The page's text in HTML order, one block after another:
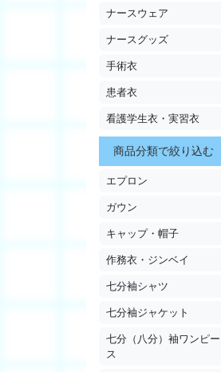
ナースウェア
ナースグッズ
手術衣
患者衣
看護学生衣・実習衣
商品分類で絞り込む
エプロン
ガウン
キャップ・帽子
作務衣・ジンベイ
七分袖シャツ
七分袖ジャケット
七分（八分）袖ワンピー
ス